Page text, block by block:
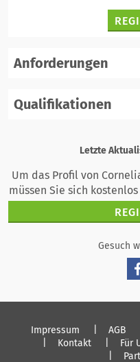
Anforderungen
Qualifikationen
Letzte
Um das Profil von
müssen Sie sich kostenlos
Gesuch
Impressum AGB
Kontakt
Für